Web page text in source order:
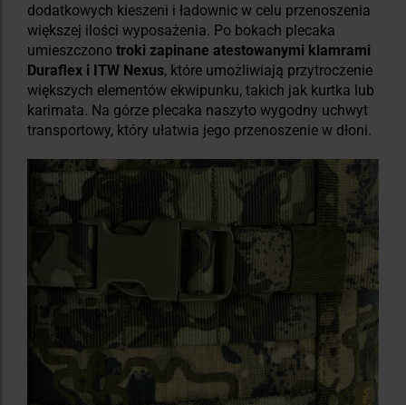
dodatkowych kieszeni i ładownic w celu przenoszenia
większej ilości wyposażenia. Po bokach plecaka
umieszczono troki zapinane atestowanymi klamrami
Duraflex i ITW Nexus, które umożliwiają przytroczenie
większych elementów ekwipunku, takich jak kurtka lub
karimata. Na górze plecaka naszyto wygodny uchwyt
transportowy, który ułatwia jego przenoszenie w dłoni.